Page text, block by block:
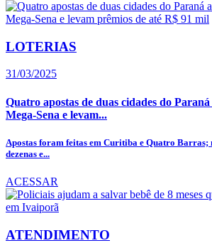
LOTERIAS
31/03/2025
Quatro apostas de duas cidades do
Mega-Sena e levam...
Apostas foram feitas em Curitiba e Quatro Barras;
dezenas e...
ACESSAR
ATENDIMENTO